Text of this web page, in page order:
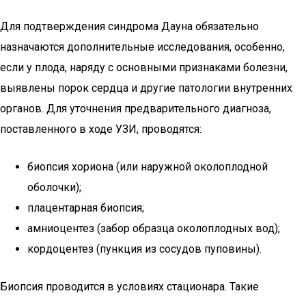
Для подтверждения синдрома Дауна обязательно
назначаются дополнительные исследования, особенно,
если у плода, наряду с основными признаками болезни,
выявлены порок сердца и другие патологии внутренних
органов. Для уточнения предварительного диагноза,
поставленного в ходе УЗИ, проводятся:
биопсия хориона (или наружной околоплодной
оболочки);
плацентарная биопсия;
амниоцентез (забор образца околоплодных вод);
кордоцентез (пункция из сосудов пуповины).
Биопсия проводится в условиях стационара. Такие